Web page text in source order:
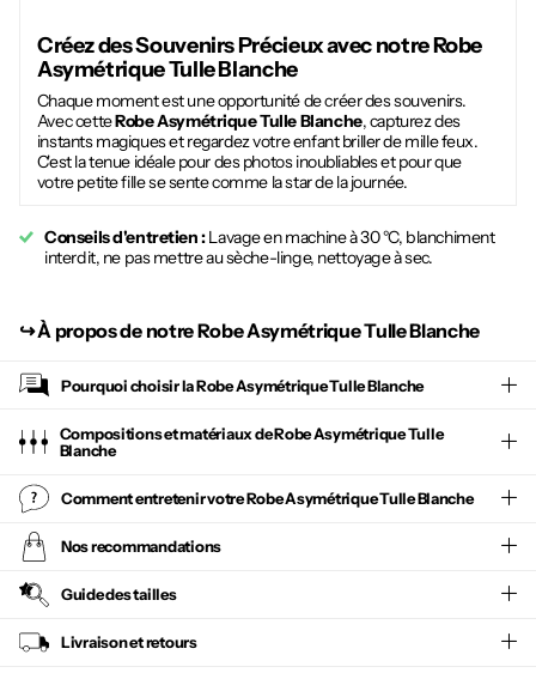
Créez des Souvenirs Précieux avec notreRobe
Asymétrique Tulle Blanche
Chaque moment est une opportunité de créer des souvenirs.
Avec cetteRobe Asymétrique Tulle Blanche, capturez des
instants magiques et regardez votre enfant briller de mille feux.
C'est la tenue idéale pour des photos inoubliables et pour que
votre petite fille se sente comme la star de la journée.
Conseils d'entretien :Lavage en machine à 30 °C, blanchiment
interdit, ne pas mettre au sèche-linge, nettoyage à sec.
↪︎À propos de notre Robe Asymétrique Tulle Blanche
Pourquoi choisir laRobe Asymétrique Tulle Blanche
Compositions et matériaux de Robe Asymétrique Tulle
Blanche
Comment entretenir votreRobe Asymétrique Tulle Blanche
Nos recommandations
Guide des tailles
Livraison et retours